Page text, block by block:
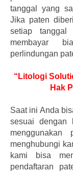
tanggal yang
Jika paten
setiap
membayar
perlindungan
“Litologi
Hak
Saat ini Anda
sesuai dengan
menghubungi
kami bisa
pendaftaran